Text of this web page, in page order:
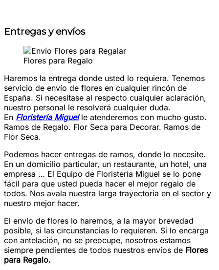
Entregas y envíos
Flores para Regalo
Haremos la entrega donde usted lo requiera. Tenemos
servicio de envío de flores en cualquier rincón de
España. Si necesitase al respecto cualquier aclaración,
nuestro personal le resolverá cualquier duda.
En Floristería Miguelle atenderemos con mucho gusto.
Ramos de Regalo. Flor Seca para Decorar. Ramos de
Flor Seca.
Podemos hacer entregas de ramos, donde lo necesite.
En un domicilio particular, un restaurante, un hotel, una
empresa … El Equipo de Floristería Miguel se lo pone
fácil para que usted pueda hacer el mejor regalo de
todos. Nos avala nuestra larga trayectoria en el sector y
nuestro mejor hacer.
El envío de flores lo haremos, a la mayor brevedad
posible, si las circunstancias lo requieren. Si lo encarga
con antelación, no se preocupe, nosotros estamos
siempre pendientes de todos nuestros envíos de Flores
para Regalo.